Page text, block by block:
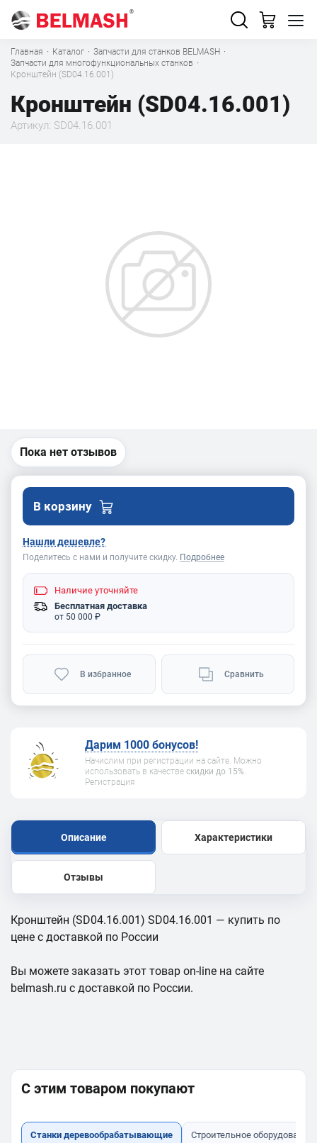
Главная · Каталог · Запчасти для станков BELMASH ·
Запчасти для многофункциональных станков ·
Кронштейн (SD04.16.001)
Кронштейн (SD04.16.001)
Артикул: SD04.16.001
Пока нет отзывов
В корзину
Нашли дешевле?
Поделитесь с нами и получите скидку. Подробнее
Наличие уточняйте
Бесплатная доставка
от 50 000 ₽
В избранное Сравнить
Дарим 1000 бонусов!
Начислим при регистрации на сайте. Можно
использовать в качестве скидки до 15%.
Регистрация
Описание Характеристики
Отзывы
Кронштейн (SD04.16.001) SD04.16.001 — купить по
цене с доставкой по России
Вы можете заказать этот товар on-line на сайте
belmash.ru с доставкой по России.
С этим товаром покупают
Станки деревообрабатывающие Строительное оборудование